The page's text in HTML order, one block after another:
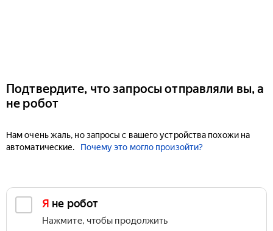
Подтвердите, что запросы отправляли вы, а
не робот
Нам очень жаль, но запросы с вашего устройства похожи на
автоматические.
Почему это могло произойти?
Я не робот
Нажмите, чтобы продолжить